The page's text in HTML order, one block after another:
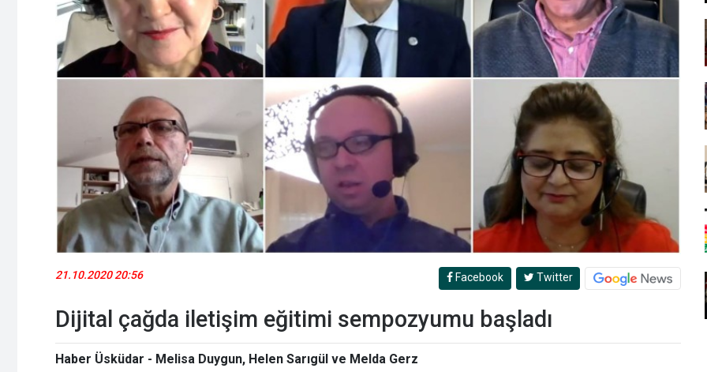
21.10.2020 20:56 Facebook Twitter
Dijital çağda iletişim eğitimi sempozyumu başladı
Haber Üsküdar - Melisa Duygun, Helen Sarıgül ve Melda Gerz